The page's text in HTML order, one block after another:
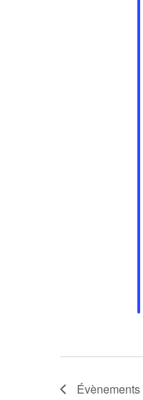
Évènements